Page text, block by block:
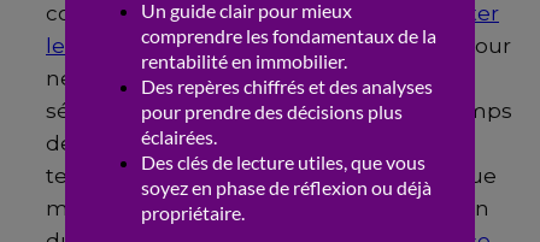
contrastée, il est indispensable de
détecter
les quartiers en devenir avant d’investir
pour
ne pas se tromper de secteur. Pour
sécuriser votre rendement, prenez le temps
de
fixer un loyer adapté au marché
tenant compte de la réputation de chaque
micro-quartier. Enfin, une bonne sélection